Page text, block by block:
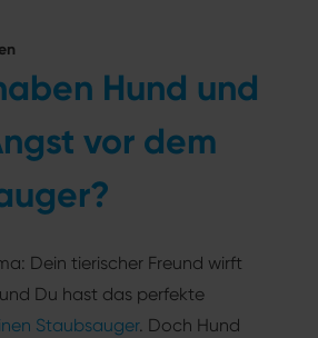
Hund und
vor dem
Dein tierischer Freund wirft
Du hast das perfekte
Staubsauger. Doch Hund